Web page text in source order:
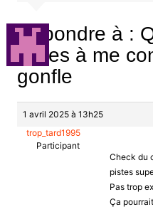
Répondre à :
pistes à me
gonfle
1 avril 2025 à 13h25
trop_tard1995
Participant
Check du
pistes
Pas trop
Ça